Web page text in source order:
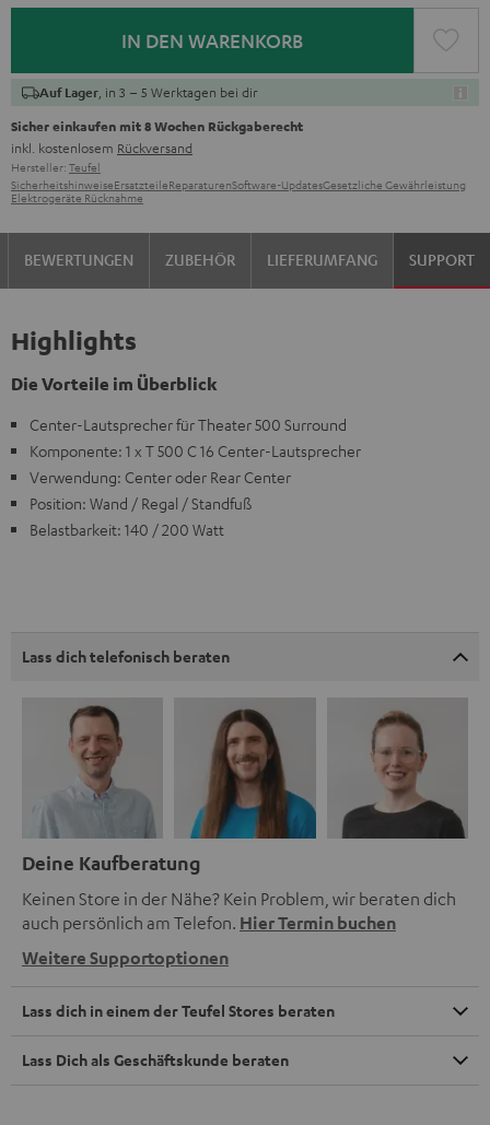
IN DEN WARENKORB
Auf Lager , in 3 – 5 Werktagen bei dir
Sicher einkaufen mit 8 Wochen Rückgaberecht
inkl. kostenlosem Rückversand
Hersteller: Teufel
SicherheitshinweiseErsatzteileReparaturenSoftware-UpdatesGesetzliche Gewährleistung
Elektrogeräte Rücknahme
BEWERTUNGEN ZUBEHÖR LIEFERUMFANG SUPPORT
Highlights
Die Vorteile im Überblick
Center-Lautsprecher für Theater 500 Surround
Komponente: 1 x T 500 C 16 Center-Lautsprecher
Verwendung: Center oder Rear Center
Position: Wand / Regal / Standfuß
Belastbarkeit: 140 / 200 Watt
Lass dich telefonisch beraten
Deine Kaufberatung
Keinen Store in der Nähe? Kein Problem, wir beraten dich
auch persönlich am Telefon. Hier Termin buchen
Weitere Supportoptionen
Lass dich in einem der Teufel Stores beraten
Lass Dich als Geschäftskunde beraten